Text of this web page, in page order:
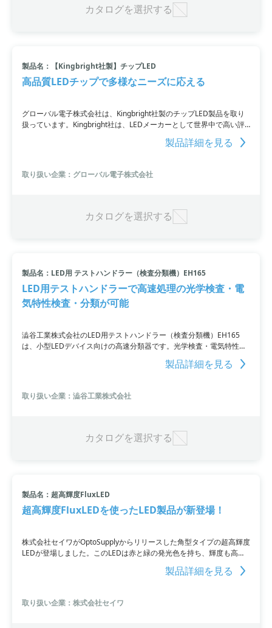
カタログを選択する
製品名：【Kingbright社製】チップLED
高品質LEDチップで多様なニーズに応える
グローバル電子株式会社は、Kingbright社製のチップLED製品を取り
扱っています。Kingbright社は、LEDメーカーとして世界中で高い評
価を得ており、製品の安定性と品質の高さが特徴です。0.6×0.3mmの
モールドタイプや3×1mmの側面発光など、多様なサイズとタイプを
品仕様で使いやすさも追求しており、多くのお客様から支持を受けて
います。
製品詳細を見る
取り扱い企業：グローバル電子株式会社
カタログを選択する
製品名：LED用 テストハンドラー（検査分類機）EH165
LED用テストハンドラーで高速処理の光学検査・電
気特性検査・分類が可能
澁谷工業株式会社のLED用テストハンドラー（検査分類機）EH165
は、小型LEDデバイス向けの高速分類器です。光学検査・電気特性検
査・分類を高速処理することができ、アタッチメント交換によりさま
ざまなサイズの兼用が可能。高速処理のために高速処理サーボモータ
しており、安定した処理を実現しています。さらに、光学特性検査、
電気特性検査、外観検査などに柔軟に対応することが可能。ワークジ
製品詳細を見る
取り扱い企業：澁谷工業株式会社
カタログを選択する
製品名：超高輝度FluxLED
超高輝度FluxLEDを使ったLED製品が新登場！
株式会社セイワがOptoSupplyからリリースした角型タイプの超高輝度
LEDが登場しました。このLEDは赤と緑の発光色を持ち、輝度も高め
です。ウォータークリアのレンズを使用しており、視野角も広く設計
されています。さらに、動作電圧と条件IFはそれぞれのLEDごとに異
き換えだけでなく、コストダウンを目的とした代替品としても使用で
きます。
製品詳細を見る
取り扱い企業：株式会社セイワ